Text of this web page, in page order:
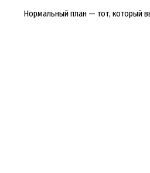
Нормальный план — тот, который